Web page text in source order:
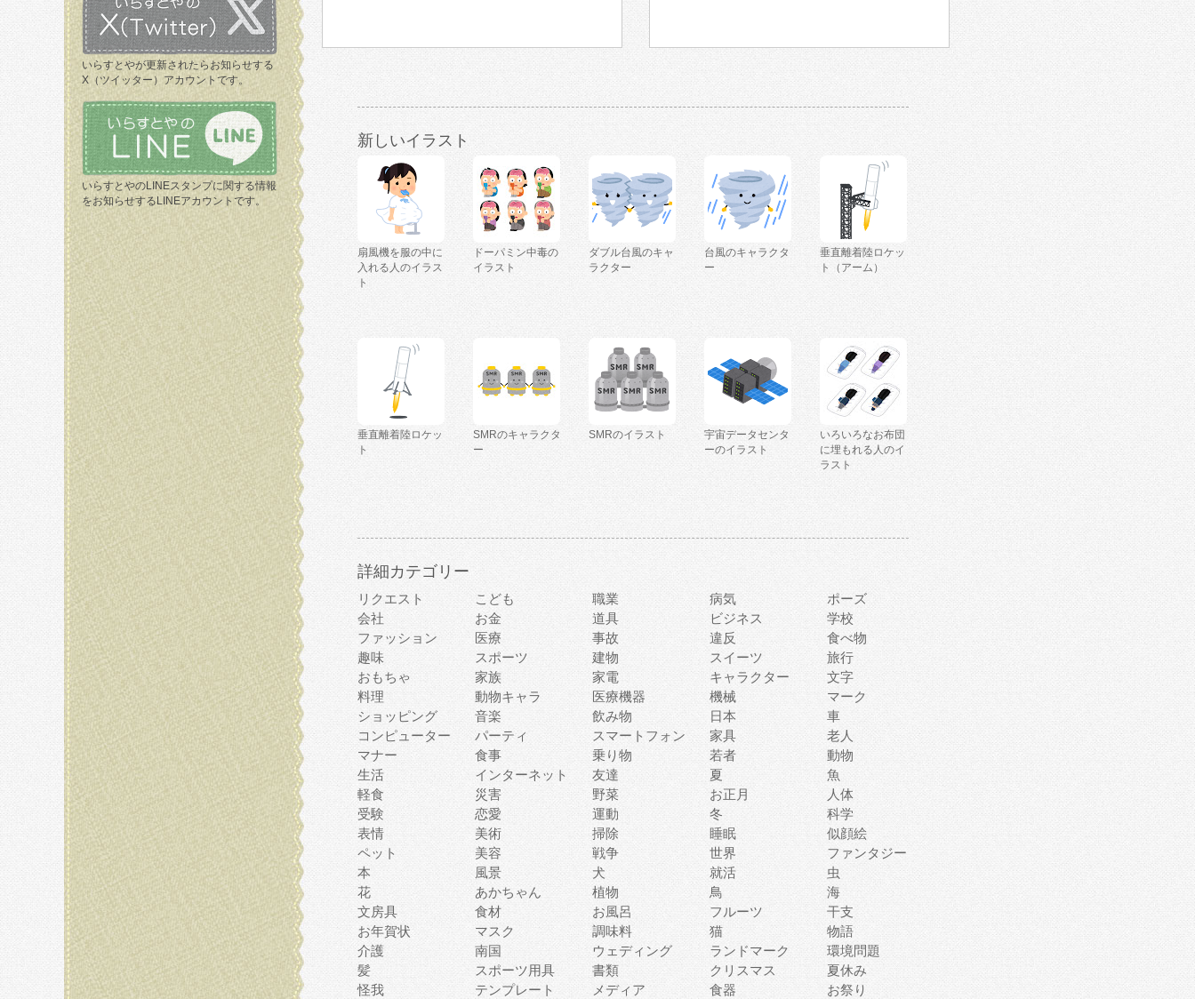
いらすとやが更新されたらお知らせする
X（ツイッター）アカウントです。
いらすとやのLINEスタンプに関する情報
をお知らせするLINEアカウントです。
新しいイラスト
扇風機を服の中に
入れる人のイラス
ト
ドーパミン中毒の
イラスト
ダブル台風のキャ
ラクター
台風のキャラクタ
ー
垂直離着陸ロケッ
ト（アーム）
垂直離着陸ロケッ
ト
SMRのキャラクタ
ー
SMRのイラスト
宇宙データセンタ
ーのイラスト
いろいろなお布団
に埋もれる人のイ
ラスト
詳細カテゴリー
リクエスト こども 職業 病気
ポーズ
会社
お金 道具 ビジネス
学校
ファッション
医療 事故 違反
食べ物
趣味
スポーツ 建物 スイーツ
旅行
おもちゃ
家族 家電 キャラクター
文字
料理
動物キャラ 医療機器 機械
マーク
ショッピング
音楽 飲み物 日本
車
コンピューター
パーティ スマートフォン 家具
老人
マナー
食事 乗り物 若者
動物
生活
インターネット 友達 夏
魚
軽食
災害 野菜 お正月
人体
受験
恋愛 運動 冬
科学
表情
美術 掃除 睡眠
似顔絵
ペット
美容 戦争 世界
ファンタジー
本
風景 犬 就活
虫
花
あかちゃん 植物 鳥
海
文房具
食材 お風呂 フルーツ
干支
お年賀状
マスク 調味料 猫
物語
介護
南国 ウェディング ランドマーク
環境問題
髪
スポーツ用具 書類 クリスマス
夏休み
怪我
テンプレート メディア 食器 お祭り